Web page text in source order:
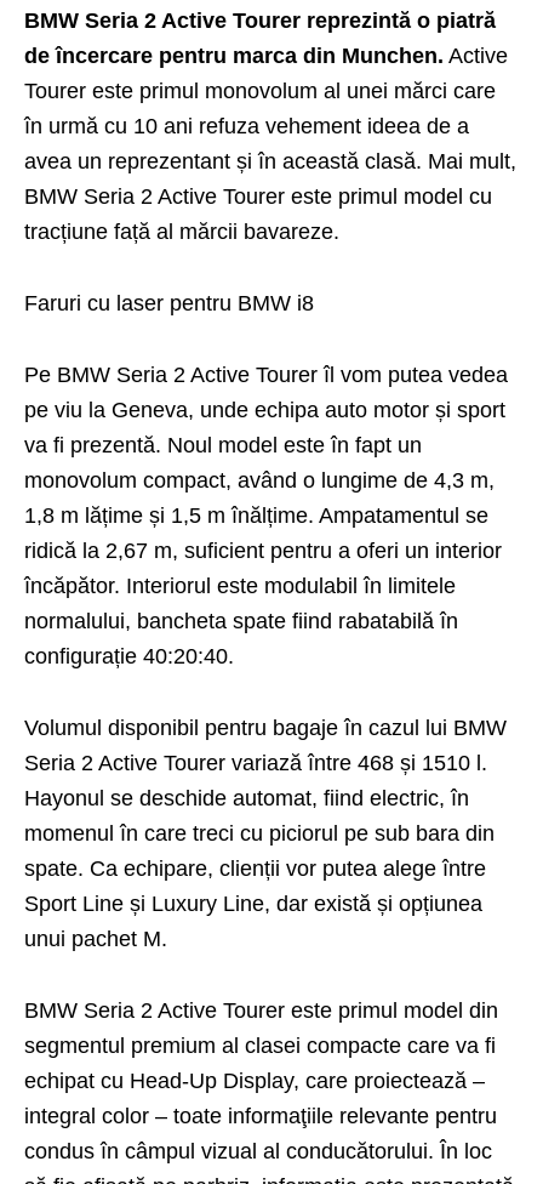
BMW Seria 2 Active Tourer reprezintă o piatră
de încercare pentru marca din Munchen. Active
Tourer este primul monovolum al unei mărci care
în urmă cu 10 ani refuza vehement ideea de a
avea un reprezentant și în această clasă. Mai mult,
BMW Seria 2 Active Tourer este primul model cu
tracțiune față al mărcii bavareze.
Faruri cu laser pentru BMW i8
Pe BMW Seria 2 Active Tourer îl vom putea vedea
pe viu la Geneva, unde echipa auto motor și sport
va fi prezentă. Noul model este în fapt un
monovolum compact, având o lungime de 4,3 m,
1,8 m lățime și 1,5 m înălțime. Ampatamentul se
ridică la 2,67 m, suficient pentru a oferi un interior
încăpător. Interiorul este modulabil în limitele
normalului, bancheta spate fiind rabatabilă în
configurație 40:20:40.
Volumul disponibil pentru bagaje în cazul lui BMW
Seria 2 Active Tourer variază între 468 și 1510 l.
Hayonul se deschide automat, fiind electric, în
momenul în care treci cu piciorul pe sub bara din
spate. Ca echipare, clienții vor putea alege între
Sport Line și Luxury Line, dar există și opțiunea
unui pachet M.
BMW Seria 2 Active Tourer este primul model din
segmentul premium al clasei compacte care va fi
echipat cu Head-Up Display, care proiectează –
integral color – toate informaţiile relevante pentru
condus în câmpul vizual al conducătorului. În loc